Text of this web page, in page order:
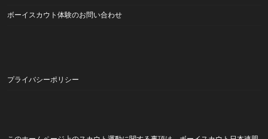
ボーイスカウト体験のお問い合わせ
プライバシーポリシー